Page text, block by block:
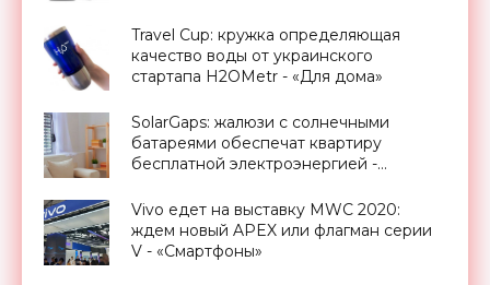
Travel Cup: кружка определяющая
качество воды от украинского
стартапа H2OMetr - «Для дома»
SolarGaps: жалюзи с солнечными
батареями обеспечат квартиру
бесплатной электроэнергией -
Vivo едет на выставку MWC 2020:
ждем новый APEX или флагман серии
V - «Смартфоны»